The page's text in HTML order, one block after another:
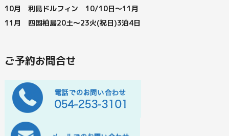
10月 利島ドルフィン 10/10日～11月
11月 四国柏島20土～23火(祝日)3泊4日
ご予約お問合せ